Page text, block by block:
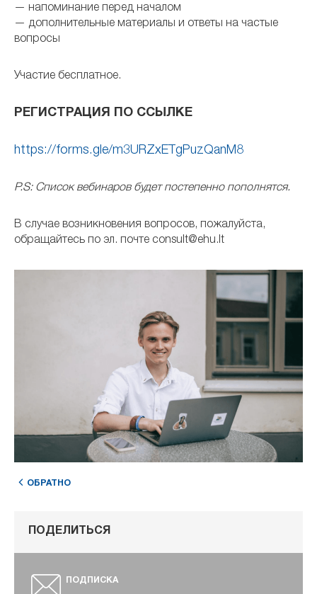
— напоминание перед началом
— дополнительные материалы и ответы на частые
вопросы
Участие бесплатное.
РЕГИСТРАЦИЯ ПО ССЫЛКЕ
https://forms.gle/m3URZxETgPuzQanM8
P.S: Список вебинаров будет постепенно пополнятся.
В случае возникновения вопросов, пожалуйста,
обращайтесь по эл. почте consult@ehu.lt
ОБРАТНО
ПОДЕЛИТЬСЯ
ПОДПИСКА